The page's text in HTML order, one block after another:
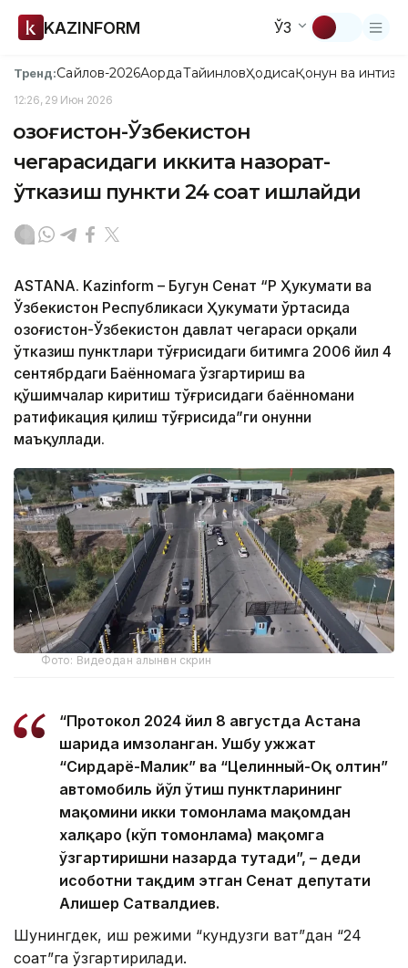
KAZINFORM ЎЗ
Тренд:Сайлов-2026АқордаТайинловҲодисаҚонун ва
12:26, 29 Июн 2026
Қозоғистон-Ўзбекистон
чегарасидаги иккита назорат-
ўтказиш пункти 24 соат ишлайди
ASTANA. Kazinform – Бугун Сенат “ҚР Ҳукумати ва
Ўзбекистон Республикаси Ҳукумати ўртасида
Қозоғистон-Ўзбекистон давлат чегараси орқали
ўтказиш пунктлари тўғрисидаги битимга 2006 йил 4
сентябрдаги Баённомага ўзгартириш ва
қўшимчалар киритиш тўғрисидаги баённомани
ратификация қилиш тўғрисида”ги Қонунни
маъқуллади.
Фото: Видеодан алынған скрин
“Протокол 2024 йил 8 августда Астана
шаҳрида имзоланган. Ушбу ҳужжат
“Сирдарё-Малик” ва “Целинный-Оқ олтин”
автомобиль йўл ўтиш пунктларининг
мақомини икки томонлама мақомдан
халқаро (кўп томонлама) мақомга
ўзгартиришни назарда тутади”, – деди
ҳисоботни тақдим этган Сенат депутати
Алишер Сатвалдиев.
Шунингдек, иш режими “кундузги вақт”дан “24
соат”га ўзгартирилади.